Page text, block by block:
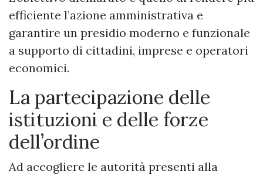
efficiente l’azione amministrativa e
garantire un presidio moderno e funzionale
a supporto di cittadini, imprese e operatori
economici.
La partecipazione delle
istituzioni e delle forze
dell’ordine
Ad accogliere le autorità presenti alla